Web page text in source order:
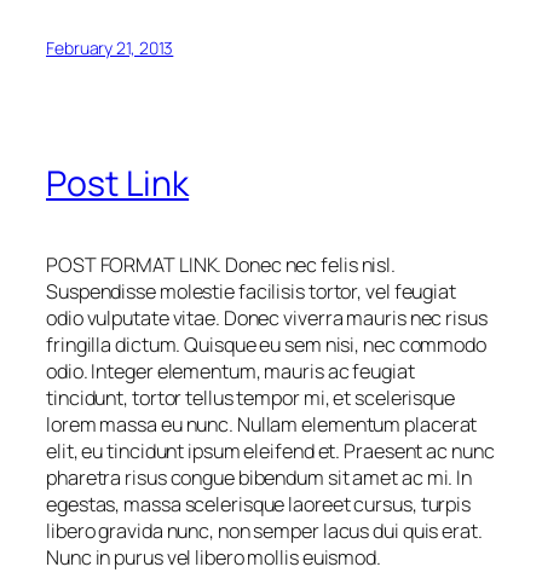
February 21, 2013
Post Link
POST FORMAT LINK. Donec nec felis nisl.
Suspendisse molestie facilisis tortor, vel feugiat
odio vulputate vitae. Donec viverra mauris nec risus
fringilla dictum. Quisque eu sem nisi, nec commodo
odio. Integer elementum, mauris ac feugiat
tincidunt, tortor tellus tempor mi, et scelerisque
lorem massa eu nunc. Nullam elementum placerat
elit, eu tincidunt ipsum eleifend et. Praesent ac nunc
pharetra risus congue bibendum sit amet ac mi. In
egestas, massa scelerisque laoreet cursus, turpis
libero gravida nunc, non semper lacus dui quis erat.
Nunc in purus vel libero mollis euismod.